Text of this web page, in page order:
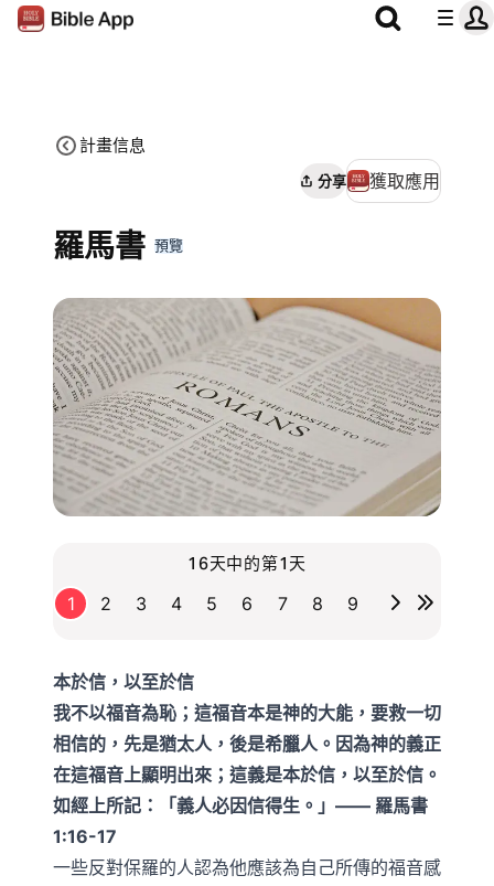
計畫信息
分享 獲取應用
羅馬書 預覽
16天中的第1天
1 2 3 4 5 6 7 8 9
本於信，以至於信
我不以福音為恥；這福音本是神的大能，要救一切
相信的，先是猶太人，後是希臘人。因為神的義正
在這福音上顯明出來；這義是本於信，以至於信。
如經上所記：「義人必因信得生。」—— 羅馬書
1:16-17
一些反對保羅的人認為他應該為自己所傳的福音感